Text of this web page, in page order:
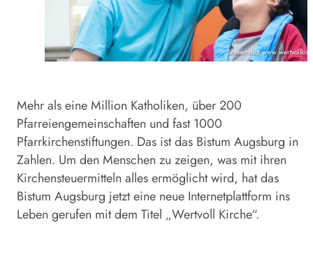
Screenshot
Mehr als eine Million Katholiken, über 200
Pfarreiengemeinschaften und fast 1000
Pfarrkirchenstiftungen. Das ist das Bistum Augsburg in
Zahlen. Um den Menschen zu zeigen, was mit ihren
Kirchensteuermitteln alles ermöglicht wird, hat das
Bistum Augsburg jetzt eine neue Internetplattform ins
Leben gerufen mit dem Titel „Wertvoll Kirche“.